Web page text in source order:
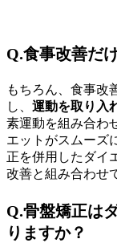
Q.食事改善だ
もちろん、食事改
し、 運動を取り入
素運動を組み合わ
エットがスムーズ
正を併用したダイ
改善と組み合わせ
Q.骨盤矯正は
りますか？